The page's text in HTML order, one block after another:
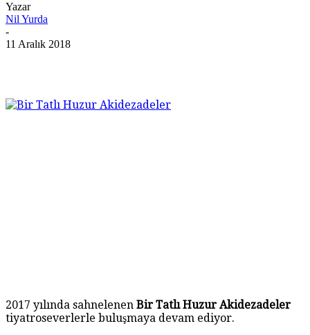
Yazar
Nil Yurda
-
11 Aralık 2018
2017 yılında sahnelenen Bir Tatlı Huzur Akidezadeler
tiyatroseverlerle buluşmaya devam ediyor.